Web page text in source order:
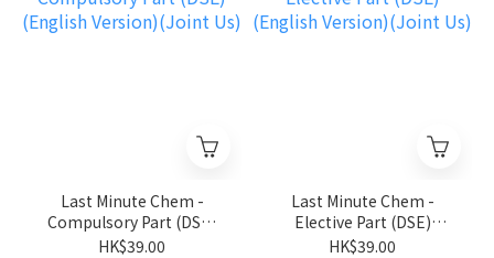
Last Minute Chem -
Compulsory Part (DSE)
(English Version)(Joint
HK$39.00
Last Minute Chem -
Elective Part (DSE)
(English Version)(Joint
HK$39.00